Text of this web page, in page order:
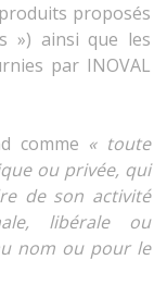
proposés
») ainsi que les
par INOVAL
comme « toute
ou privée, qui
de son activité
libérale ou
nom ou pour le